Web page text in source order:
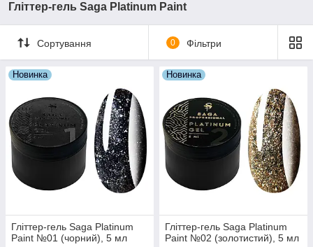
Гліттер-гель Saga Platinum Paint
Сортування 0 Фільтри
Новинка
Гліттер-гель Saga Platinum
Paint №01 (чорний), 5 мл
Новинка
Гліттер-гель Saga Platinum
Paint №02 (золотистий), 5 мл